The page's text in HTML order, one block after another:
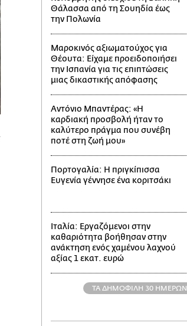
Θάλασσα από τη Σουηδία έως
την Πολωνία
Μαροκινός αξιωματούχος για
Θέουτα: Είχαμε προειδοποιήσει
την Ισπανία για τις επιπτώσεις
μιας δικαστικής απόφασης
Αντόνιο Μπαντέρας: «Η
καρδιακή προσβολή ήταν το
καλύτερο πράγμα που συνέβη
ποτέ στη ζωή μου»
Πορτογαλία: Η πριγκίπισσα
Ευγενία γέννησε ένα κοριτσάκι
Ιταλία: Εργαζόμενοι στην
καθαριότητα βοήθησαν στην
ανάκτηση ενός χαμένου λαχνού
αξίας 1 εκατ. ευρώ
ΤΑ ΔΗΜΟΦΙΛΗ 30 ΗΜΕΡΩΝ